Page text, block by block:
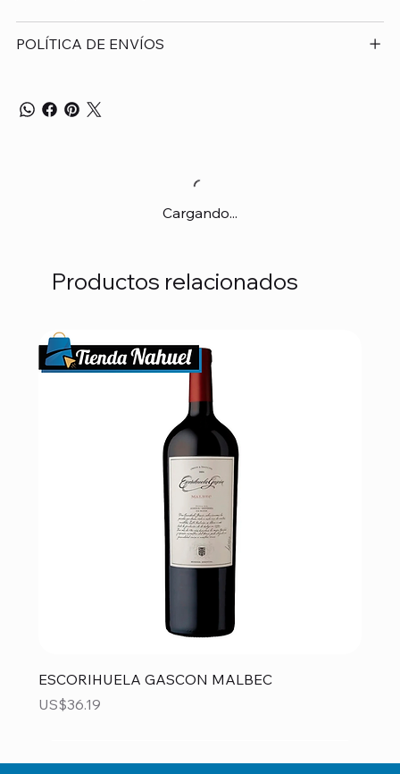
POLÍTICA DE ENVÍOS
Cargando...
Productos relacionados
ESCORIHUELA GASCON MALBEC
Precio
US$36.19